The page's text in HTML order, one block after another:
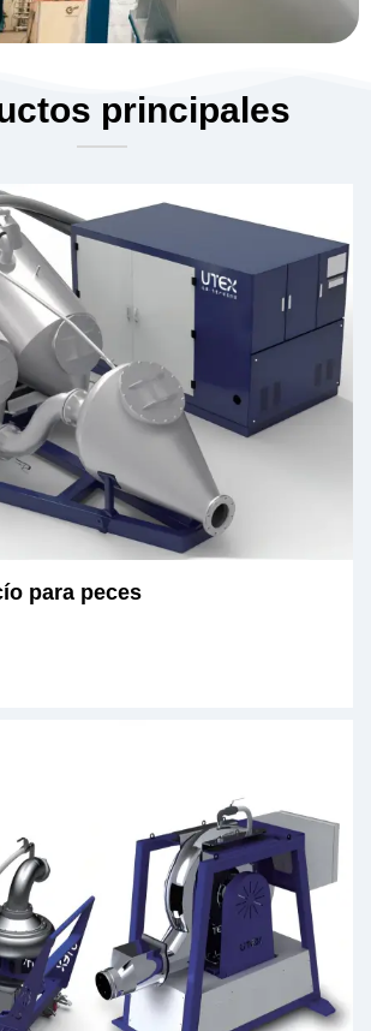
principales
para peces